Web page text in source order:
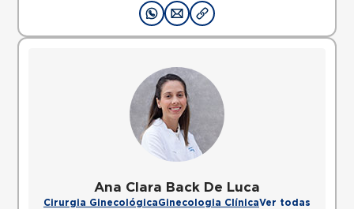
Ana Clara Back De Luca
Cirurgia GinecológicaGinecologia ClínicaVer todas